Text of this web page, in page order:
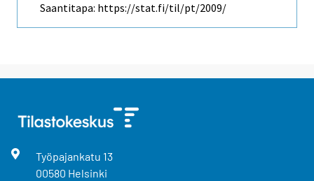
Saantitapa: https://stat.fi/til/pt/2009/
Työpajankatu 13
00580 Helsinki